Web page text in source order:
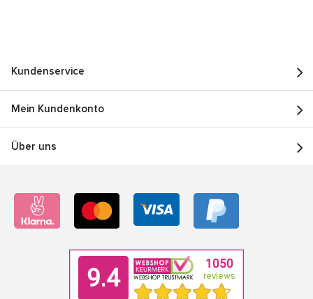
Kundenservice
Mein Kundenkonto
Über uns